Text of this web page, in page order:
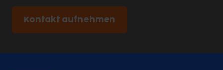
Kontakt aufnehmen